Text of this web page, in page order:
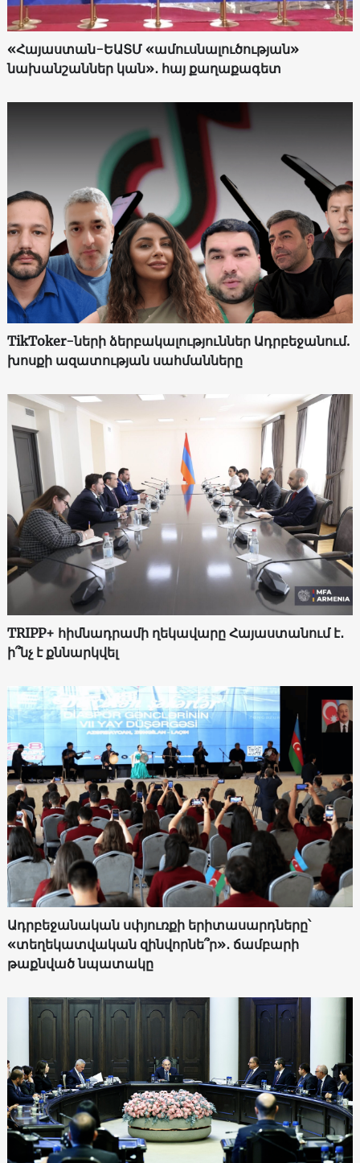
«Հայաստան-ԵԱՏՄ «ամուսնալուծության»
նախանշաններ կան»․ հայ քաղաքագետ
TikToker-ների ձերբակալություններ Ադրբեջանում.
խոսքի ազատության սահմանները
TRIPP+ հիմնադրամի ղեկավարը Հայաստանում է․
ի՞նչ է քննարկվել
Ադրբեջանական սփյուռքի երիտասարդները՝
«տեղեկատվական զինվորնե՞ր»․ ճամբարի
թաքնված նպատակը